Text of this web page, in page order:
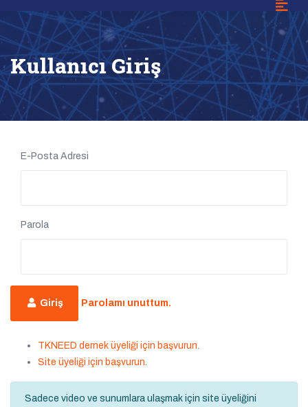
Kullanıcı Giriş
E-Posta Adresi
Parola
Giriş Parolamı unuttum.
TKNEED dernek üyeliği için başvurun.
Site üyeliği için başvurun.
Sadece video ve sunumlara ulaşmak için site üyeliğini